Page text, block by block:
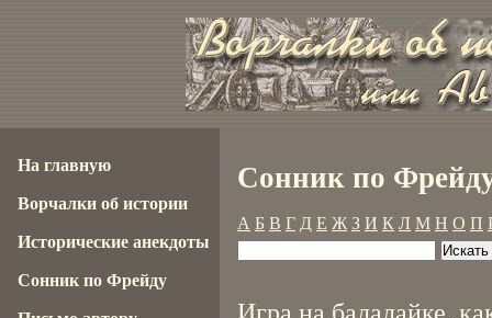
Сонник по
А Б В Г Д Е Ж З И К Л М Н О П
На главную
Ворчалки об истории
Исторические анекдоты
Сонник по Фрейду